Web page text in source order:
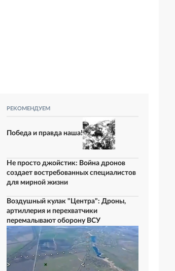
РЕКОМЕНДУЕМ
Победа и правда наша!
Не просто джойстик: Война дронов
создает востребованных специалистов
для мирной жизни
Воздушный кулак "Центра": Дроны,
артиллерия и перехватчики
перемалывают оборону ВСУ